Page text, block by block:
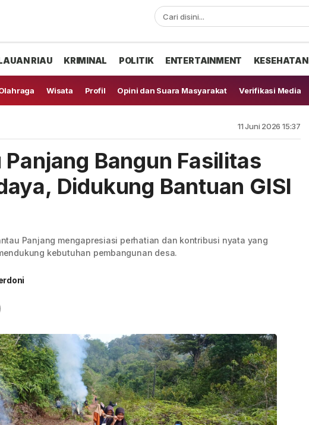
RIAU KRIMINAL POLITIK ENTERTAINMENT KESEHATAN
Wisata Profil Opini dan Suara Masyarakat Verifikasi Media
11 Juni 2026 15:37
Panjang Bangun Fasilitas
Didukung Bantuan GISI
Panjang mengapresiasi perhatian dan kontribusi nyata yang
kebutuhan pembangunan desa.